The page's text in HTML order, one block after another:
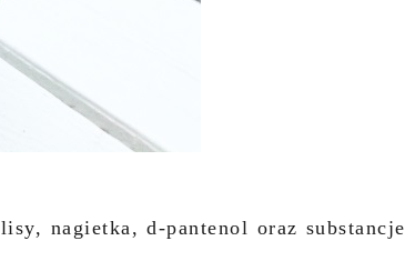
nagietka, d-pantenol oraz substancje